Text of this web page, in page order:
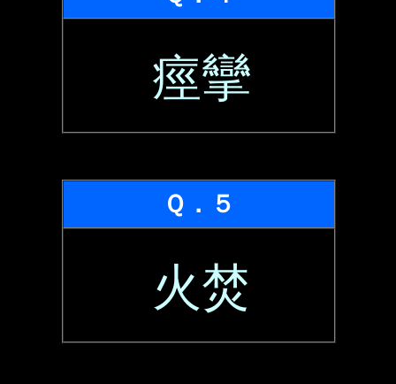
痙攣
Ｑ．５
火焚